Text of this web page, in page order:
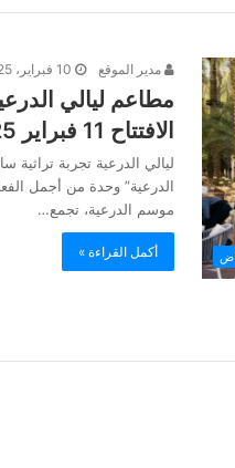
مدير الموقع 10 فبراير، 2025
مطاعم ليالي
الافتتاح 11 فبراير 2025م
ليالي الدرعية تجربة تراثية
الدرعية” وحدة من أجمل
موسم الدرعية، تجمع…
أكمل القراءة »